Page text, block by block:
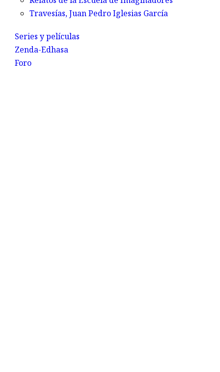
Travesías,Juan Pedro Iglesias García
Series y películas
Zenda-Edhasa
Foro